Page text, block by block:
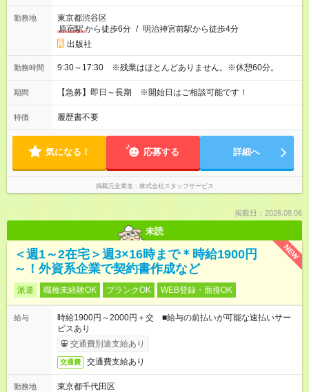
勤務地
東京都渋谷区
原宿駅から徒歩6分 / 明治神宮前駅から徒歩4分
出版社
勤務時間 9:30～17:30 ※残業はほとんどありません。※休憩60分。
期間 【急募】即日～長期 ※開始日はご相談可能です！
特徴 履歴書不要
気になる！ 応募する 詳細へ
掲載元企業名 株式会社スタッフサービス
掲載日：2026.08.06
未読
NEW
＜週1～2在宅＞週3×16時まで＊時給1900円
～！外資系企業で契約書作成など
派遣 職種未経験OK ブランクOK WEB登録・面接OK
給与
時給1900円～2000円＋交 ■給与の前払いが可能な速払いサー
ビスあり
交通費別途支給あり
交通費 交通費支給あり
勤務地
東京都千代田区